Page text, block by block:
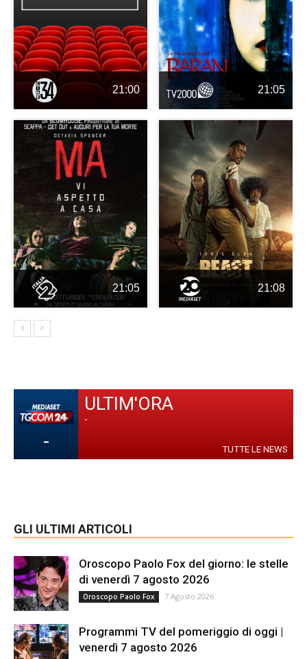
21:00 21:05
21:05 21:08
-
ULTIM'ORA
-
TUTTE LE NEWS
GLI ULTIMI ARTICOLI
Oroscopo Paolo Fox del giorno: le stelle
di venerdì 7 agosto 2026
Oroscopo Paolo Fox 7 Agosto 2026
Programmi TV del pomeriggio di oggi |
venerdì 7 agosto 2026